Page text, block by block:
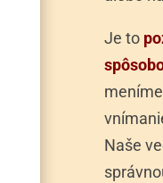
Je to
Naše